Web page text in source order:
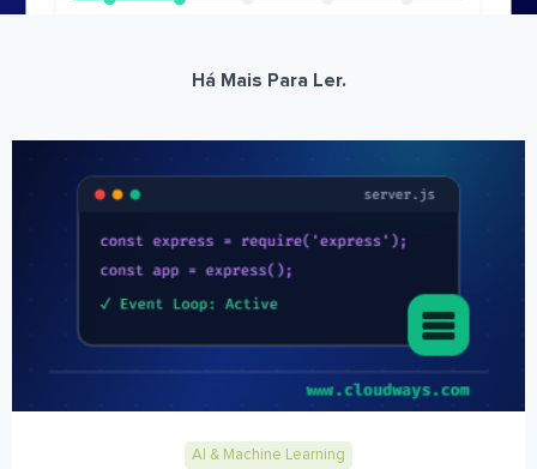
Há Mais Para Ler.
AI & Machine Learning